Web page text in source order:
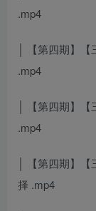
.mp4
│ 【第四期】
.mp4
│ 【第四期】
.mp4
│ 【第四期】
择 .mp4